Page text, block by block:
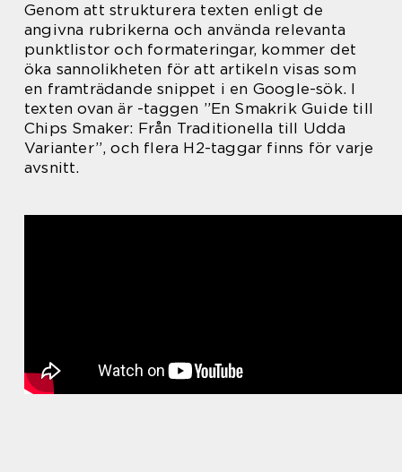
Genom att strukturera texten enligt de
angivna rubrikerna och använda relevanta
punktlistor och formateringar, kommer det
öka sannolikheten för att artikeln visas som
en framträdande snippet i en Google-sök. I
texten ovan är -taggen ”En Smakrik Guide till
Chips Smaker: Från Traditionella till Udda
Varianter”, och flera H2-taggar finns för varje
avsnitt.